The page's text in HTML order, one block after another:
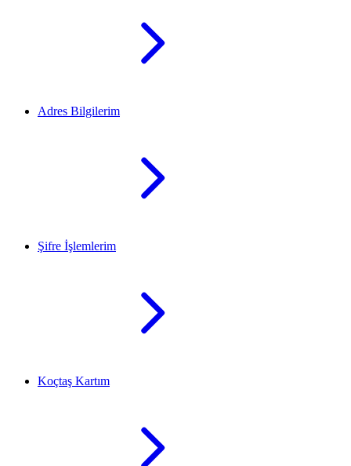
Adres Bilgilerim
Şifre İşlemlerim
Koçtaş Kartım